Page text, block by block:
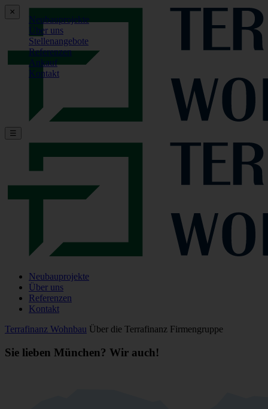
×
Neubauprojekte
Über uns
Stellenangebote
Referenzen
Ankauf
Kontakt
☰
Neubauprojekte
Über uns
Referenzen
Kontakt
Terrafinanz Wohnbau Über die Terrafinanz Firmengruppe
Sie lieben München? Wir auch!